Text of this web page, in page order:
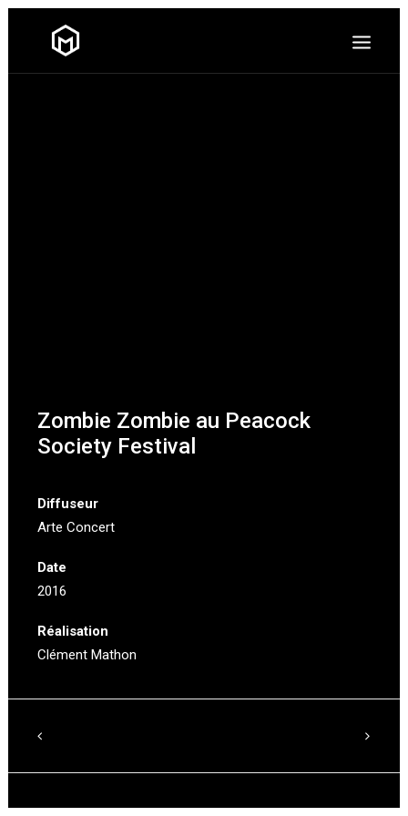
Zombie Zombie au Peacock
Society Festival
Diffuseur
Arte Concert
Date
2016
Réalisation
Clément Mathon